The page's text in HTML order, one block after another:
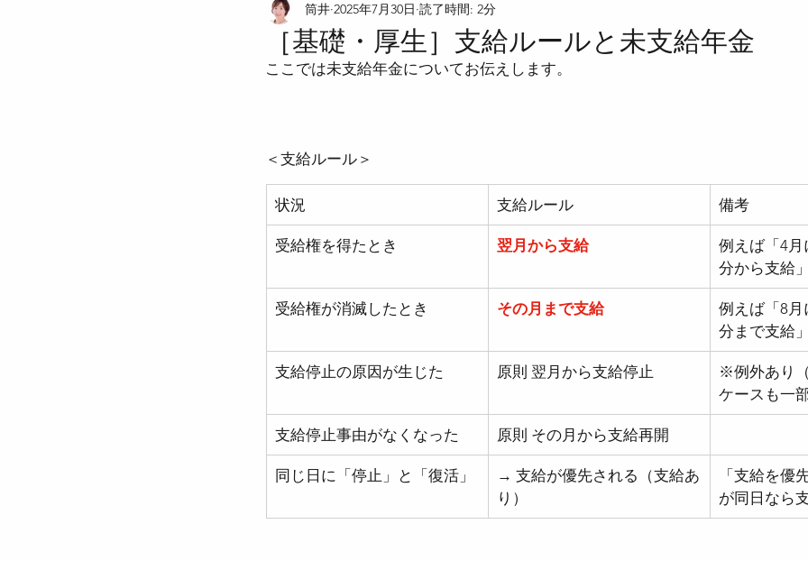
□厚生年金 □労務一般常識 □社保一般常識
●介護保険法 ●高齢者医療確保法
●確定給付企業年金法 ●確定拠出年金法 ●社会保険労務士法 ●
●労働組合法 ●労働時間設定改善法 ●男女雇用機会均等法 ●育
［基礎・厚生］支給ルールと未支給年金
筒井 2025年7月30日 読了時間: 2分
ここでは未支給年金についてお伝えします。
＜支給ルール＞
状況 支給ルール 備考
受給権を得たとき 翌月から支給
例えば「4
分から支給」
受給権が消滅したとき その月まで支給
例えば「8
分まで支給」
支給停止の原因が生じた 原則 翌月から支給停止
※例外あり
ケースも一
支給停止事由がなくなった 原則 その月から支給再開
同じ日に「停止」と「復活」
→ 支給が優先される（支給あ
り）
「支給を優
が同日なら